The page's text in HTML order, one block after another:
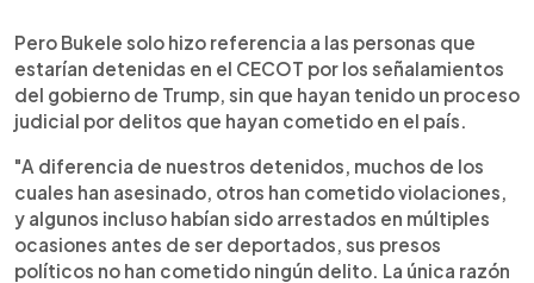
Pero Bukele solo hizo referencia a las personas que
estarían detenidas en el CECOT por los señalamientos
del gobierno de Trump, sin que hayan tenido un proceso
judicial por delitos que hayan cometido en el país.
"A diferencia de nuestros detenidos, muchos de los
cuales han asesinado, otros han cometido violaciones,
y algunos incluso habían sido arrestados en múltiples
ocasiones antes de ser deportados, sus presos
políticos no han cometido ningún delito. La única razón